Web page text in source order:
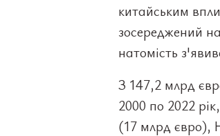
китайським
зосереджений
натомість
З 147,2 млрд
2000 по 2022
(17 млрд євро),